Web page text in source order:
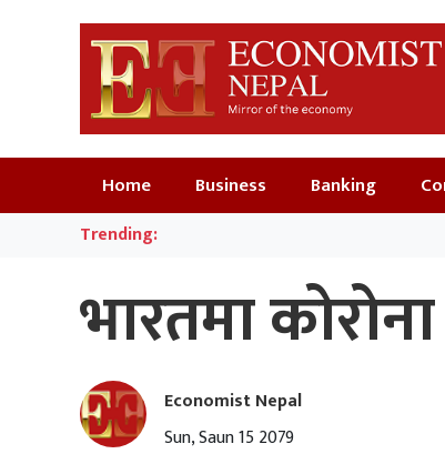
Home Business Banking
Trending:
भारतमा
Economist Nepal
Sun, Saun 15 2079